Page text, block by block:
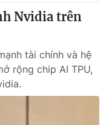
Phạm Quốc Thắng,
355 932
Nvidia trên
tài chính và hệ
rộng chip AI TPU,